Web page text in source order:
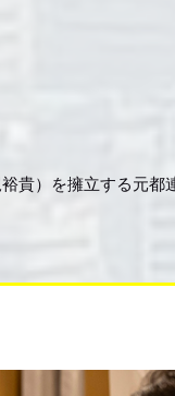
貴）を擁立する元都